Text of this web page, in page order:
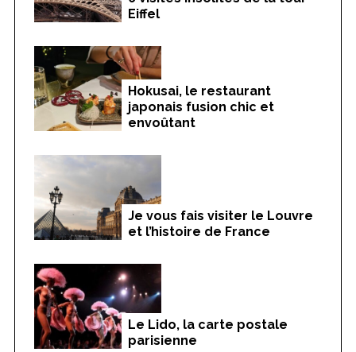
Eiffel
Hokusai, le restaurant
japonais fusion chic et
envoûtant
Je vous fais visiter le Louvre
et l’histoire de France
Le Lido, la carte postale
parisienne